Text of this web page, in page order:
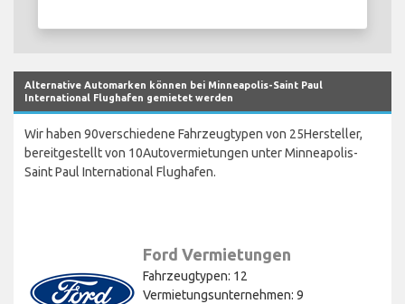
Alternative Automarken können bei Minneapolis-Saint Paul
International Flughafen gemietet werden
Wir haben 90verschiedene Fahrzeugtypen von 25Hersteller,
bereitgestellt von 10Autovermietungen unter Minneapolis-
Saint Paul International Flughafen.
Ford Vermietungen
Fahrzeugtypen: 12
Vermietungsunternehmen: 9